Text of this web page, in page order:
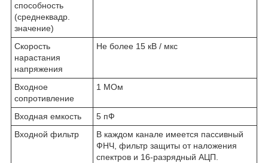
способность
(среднеквадр.
значение)
Скорость
нарастания
напряжения
Не более 15 кВ / мкс
Входное
сопротивление
1 МОм
Входная емкость
5 пФ
Входной фильтр
В каждом канале имеется пассивный
ФНЧ, фильтр защиты от наложения
спектров и 16-разрядный АЦП.